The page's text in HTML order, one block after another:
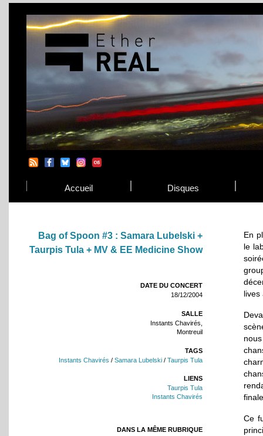
Accueil Disques
Bag of Spoon #3 : Samara Lubelski +
Taurpis Tula + MV & EE Medicine Show
DATE DU CONCERT
18/12/2004
SALLE
Instants Chavirés,
Montreuil
TAGS
Instants Chavirés / Samara Lubelski / Taurpis Tula
LIENS
Taurpis Tula
Instants Chavirés
DANS LA MÊME RUBRIQUE
En
le
lives
Ce